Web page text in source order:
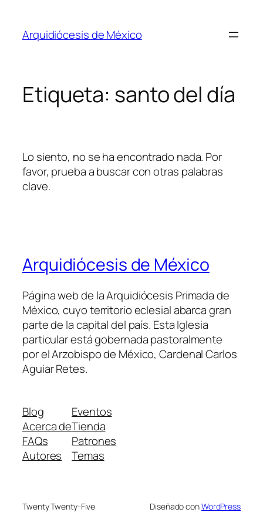
contenido
Arquidiócesis de México
Etiqueta: santo del día
Lo siento, no se ha encontrado nada. Por
favor, prueba a buscar con otras palabras
clave.
Arquidiócesis de México
Página web de la Arquidiócesis Primada de
México, cuyo territorio eclesial abarca gran
parte de la capital del país. Esta Iglesia
particular está gobernada pastoralmente
por el Arzobispo de México, Cardenal Carlos
Aguiar Retes.
Blog
Acerca de
FAQs
Autores
Eventos
Tienda
Patrones
Temas
Twenty Twenty-Five Diseñado conWordPress